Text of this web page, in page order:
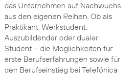
das Unternehmen auf Nachwuchs
aus den eigenen Reihen. Ob als
Praktikant, Werkstudent,
Auszubildender oder dualer
Student – die Möglichkeiten für
erste Berufserfahrungen sowie für
den Berufseinstieg bei Telefónica